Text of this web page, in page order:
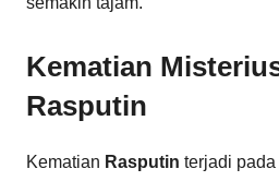
Kematian
Rasputin
Kematian Rasputin terjadi